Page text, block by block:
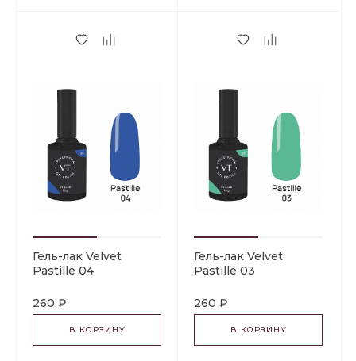
Гель-лак Velvet
Pastille 04
260 ₽
В КОРЗИНУ
Гель-лак Velvet
Pastille 03
260 ₽
В КОРЗИНУ